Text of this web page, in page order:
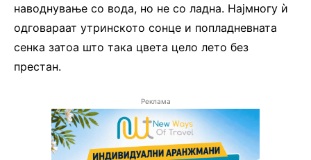
наводнување со вода, но не со ладна. Најмногу ѝ
одговараат утринското сонце и попладневната
сенка затоа што така цвета цело лето без
престан.
Реклама